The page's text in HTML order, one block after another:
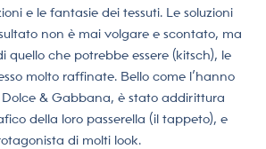
e le fantasie dei tessuti. Le soluzioni
non è mai volgare e scontato, ma
quello che potrebbe essere (kitsch), le
molto raffinate. Bello come l’hanno
& Gabbana, è stato addirittura
della loro passerella (il tappeto), e
di molti look.